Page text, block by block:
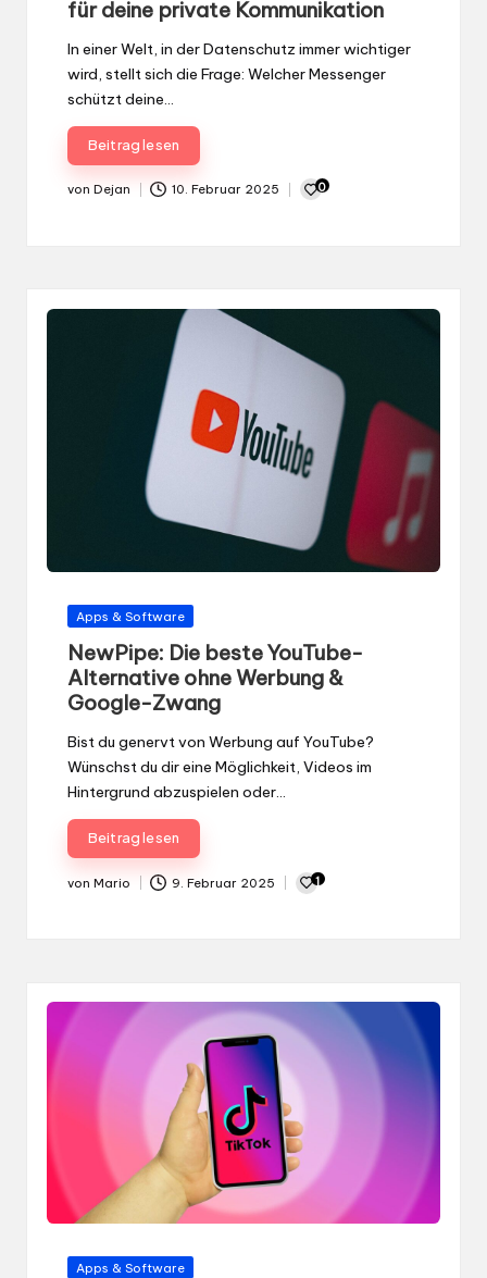
für deine private Kommunikation
In einer Welt, in der Datenschutz immer wichtiger
wird, stellt sich die Frage: Welcher Messenger
schützt deine…
Beitrag lesen
Gepostet
von Dejan 10. Februar 2025 0
Gepostet
Apps & Software
NewPipe: Die beste YouTube-
Alternative ohne Werbung &
Google-Zwang
Bist du genervt von Werbung auf YouTube?
Wünschst du dir eine Möglichkeit, Videos im
Hintergrund abzuspielen oder…
Beitrag lesen
Gepostet
von Mario 9. Februar 2025 1
Gepostet
Apps & Software